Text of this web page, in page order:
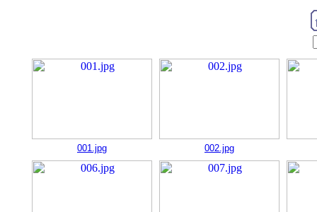
001.jpg 002.jpg